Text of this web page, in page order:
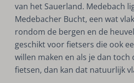
van het Sauerland. Medebach
Medebacher Bucht, een wat
rondom de bergen en de
geschikt voor fietsers die ook
willen maken en als je dan toch
fietsen, dan kan dat natuurlijk